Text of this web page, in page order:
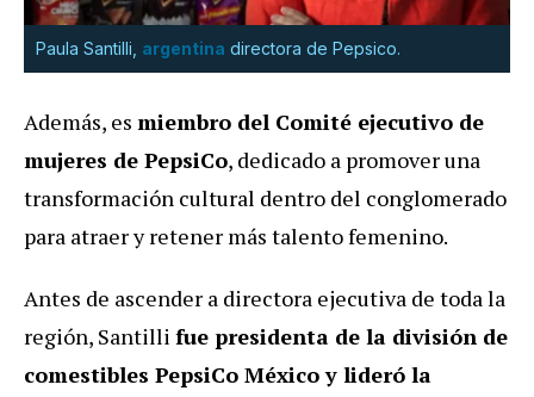
Paula Santilli, argentina directora de Pepsico.
Además, es miembro del Comité ejecutivo de
mujeres de PepsiCo, dedicado a promover una
transformación cultural dentro del conglomerado
para atraer y retener más talento femenino.
Antes de ascender a directora ejecutiva de toda la
región, Santilli fue presidenta de la división de
comestibles PepsiCo México y lideró la